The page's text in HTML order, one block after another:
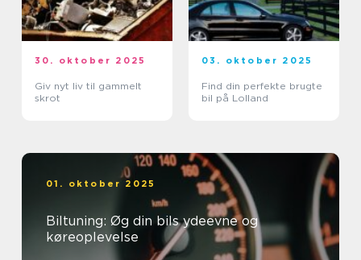
30. oktober 2025
Giv nyt liv til gammelt
skrot
03. oktober 2025
Find din perfekte brugte
bil på Lolland
01. oktober 2025
Biltuning: Øg din bils ydeevne og
køreoplevelse